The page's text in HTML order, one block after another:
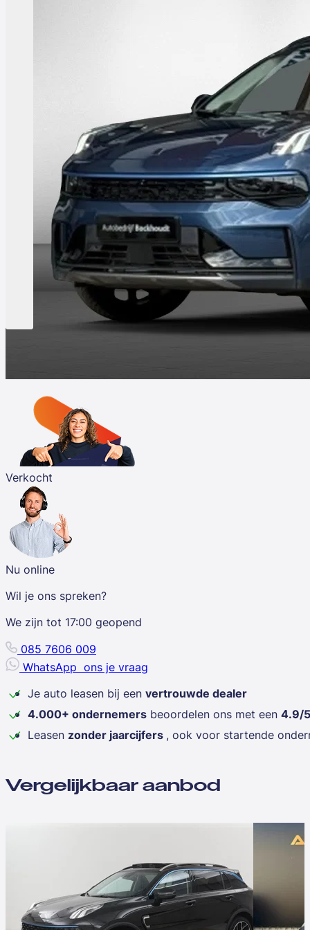
Verkocht
Nu online
Wil je ons spreken?
We zijn tot 17:00 geopend
085 7606 009
WhatsApp ons je vraag
Je auto leasen bij een vertrouwde dealer
4.000+ ondernemers beoordelen ons met een 4.9/5
Leasen zonder jaarcijfers , ook voor startende
Vergelijkbaar aanbod